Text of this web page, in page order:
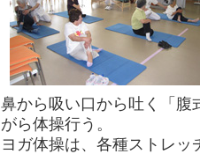
鼻から吸い口から吐く「腹
がら体操行う。
ヨガ体操は、各種ストレ